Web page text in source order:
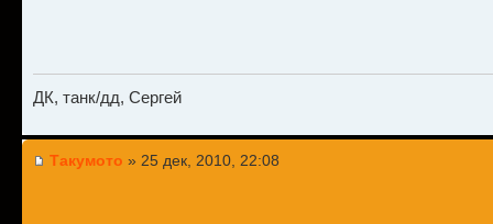
ДК, танк/дд, Сергей
Такумото » 25 дек, 2010, 22:08